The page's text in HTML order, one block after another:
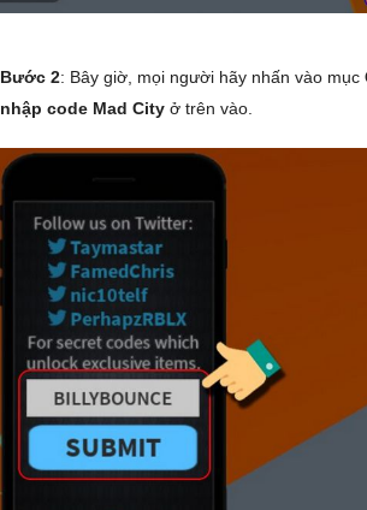
Bước 2: Bây giờ, mọi người hãy nhấn vào mục
nhập code Mad City ở trên vào.